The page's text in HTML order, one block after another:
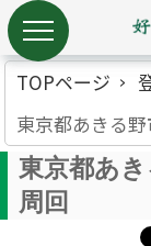
TOPページ
東京都あきる
東京都あ
周回